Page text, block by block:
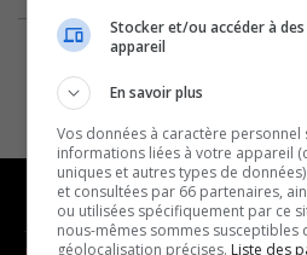
Stocker et/ou accéder à
appareil
En savoir plus
Vos données à caractère
informations liées à votre appareil
uniques et autres types de
et consultées par 66 partenaires,
ou utilisées spécifiquement par ce
nous-mêmes sommes
géolocalisation précises. Liste des